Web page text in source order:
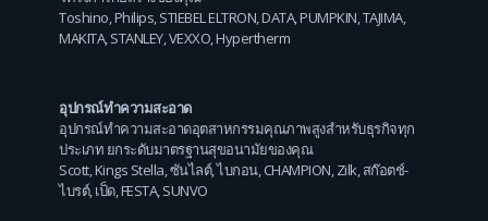
Toshino,Philips,STIEBEL ELTRON,DATA,PUMPKIN,TAJIMA,
MAKITA,STANLEY,VEXXO,Hypertherm
อุปกรณ์ทำความสะอาด
อุปกรณ์ทำความสะอาดอุตสาหกรรมคุณภาพสูงสำหรับธุรกิจทุก
ประเภท ยกระดับมาตรฐานสุขอนามัยของคุณ
Scott,Kings Stella,ซันไลต์,ไบกอน,CHAMPION,Zilk,สก๊อตช์-
ไบรต์,เป็ด,FESTA,SUNVO